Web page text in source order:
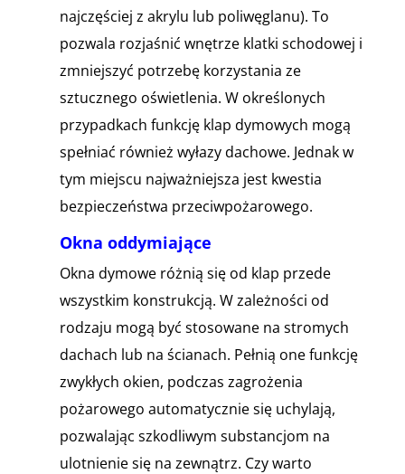
najczęściej z akrylu lub poliwęglanu). To
pozwala rozjaśnić wnętrze klatki schodowej i
zmniejszyć potrzebę korzystania ze
sztucznego oświetlenia. W określonych
przypadkach funkcję klap dymowych mogą
spełniać również wyłazy dachowe. Jednak w
tym miejscu najważniejsza jest kwestia
bezpieczeństwa przeciwpożarowego.
Okna oddymiające
Okna dymowe różnią się od klap przede
wszystkim konstrukcją. W zależności od
rodzaju mogą być stosowane na stromych
dachach lub na ścianach. Pełnią one funkcję
zwykłych okien, podczas zagrożenia
pożarowego automatycznie się uchylają,
pozwalając szkodliwym substancjom na
ulotnienie się na zewnątrz. Czy warto